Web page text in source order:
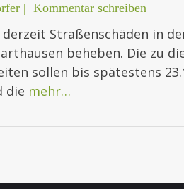
| Kommentar schreiben
Straßenschäden in
beheben. Die zu
sollen bis spätestens
die mehr…